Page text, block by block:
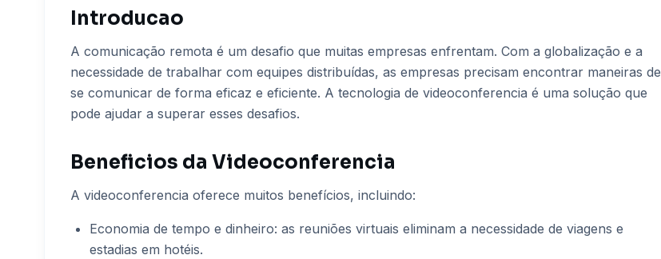
Introducao
A comunicação remota é um desafio que muitas empresas enfrentam. Com a globalização e a
necessidade de trabalhar com equipes distribuídas, as empresas precisam encontrar maneiras de
se comunicar de forma eficaz e eficiente. A tecnologia de videoconferencia é uma solução que
pode ajudar a superar esses desafios.
Beneficios da Videoconferencia
A videoconferencia oferece muitos benefícios, incluindo:
Economia de tempo e dinheiro: as reuniões virtuais eliminam a necessidade de viagens e
estadias em hotéis.